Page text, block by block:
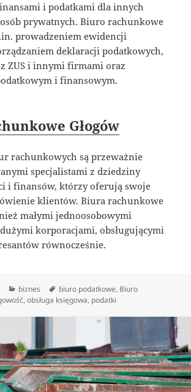
i podatkami dla innych
prywatnych. Biuro rachunkowe
prowadzeniem ewidencji
deklaracji podatkowych,
ZUS i innymi firmami oraz
i finansowym.
Głogów
rachunkowych są przeważnie
specjalistami z dziedziny
i finansów, którzy oferują swoje
klientów. Biura rachunkowe
małymi jednoosobowymi
korporacjami, obsługującymi
równocześnie.
Kategorie
biznes Tagi
biuro podatkowe, Biuro
,obsługa księgowa, podatki